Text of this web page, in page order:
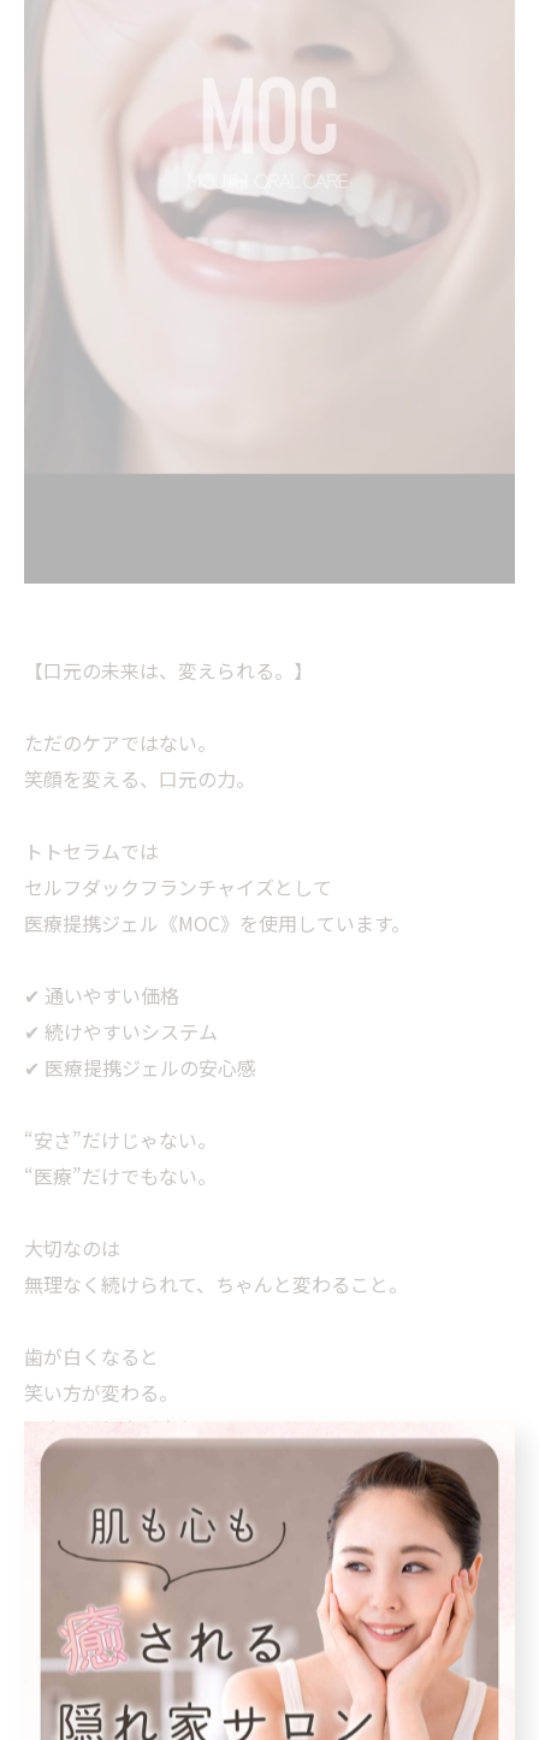
【口元の未来は、変えられる。】
ただのケアではない。
笑顔を変える、口元の力。
トトセラムでは
セルフダックフランチャイズとして
医療提携ジェル《MOC》を使用しています。
✔ 通いやすい価格
✔ 続けやすいシステム
✔ 医療提携ジェルの安心感
“安さ”だけじゃない。
“医療”だけでもない。
大切なのは
無理なく続けられて、ちゃんと変わること。
歯が白くなると
笑い方が変わる。
写真の写り方が変わる。
第一印象が変わる。
それは、
自信が少し増えるということ。
MOCは
ただのホワイトニングではなく
口元の未来を整えるケア。